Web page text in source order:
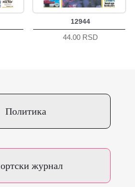
12944
44.00 RSD
Политика
журнал